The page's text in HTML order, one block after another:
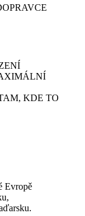
KDE TO
Evropě